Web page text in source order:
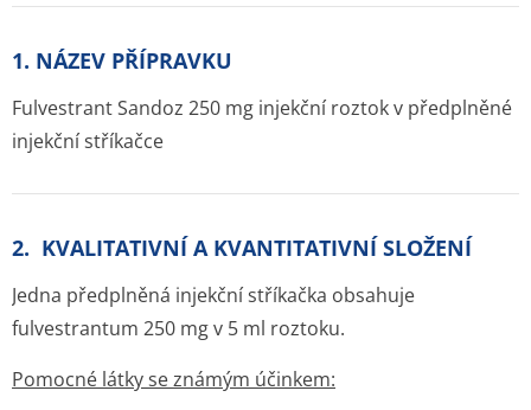
1. NÁZEV PŘÍPRAVKU
Fulvestrant Sandoz 250 mg injekční roztok v předplněné
injekční stříkačce
2. KVALITATIVNÍ A KVANTITATIVNÍ SLOŽENÍ
Jedna předplněná injekční stříkačka obsahuje
fulvestrantum 250 mg v 5 ml roztoku.
Pomocné látky se známým účinkem: